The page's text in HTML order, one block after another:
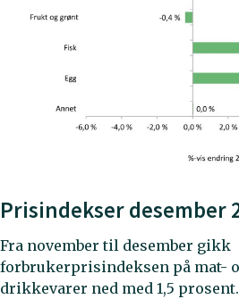
Prisindekser desember
Fra november til desember gikk
forbrukerprisindeksen på mat-
drikkevarer ned med 1,5 prosent.